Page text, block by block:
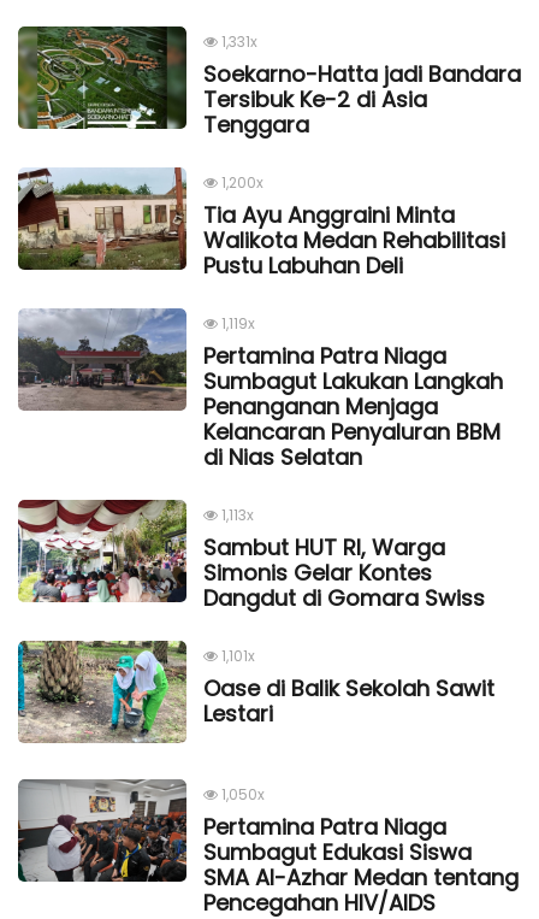
1,331x
Soekarno-Hatta jadi Bandara
Tersibuk Ke-2 di Asia
Tenggara
1,200x
Tia Ayu Anggraini Minta
Walikota Medan Rehabilitasi
Pustu Labuhan Deli
1,119x
Pertamina Patra Niaga
Sumbagut Lakukan Langkah
Penanganan Menjaga
Kelancaran Penyaluran BBM
di Nias Selatan
1,113x
Sambut HUT RI, Warga
Simonis Gelar Kontes
Dangdut di Gomara Swiss
1,101x
Oase di Balik Sekolah Sawit
Lestari
1,050x
Pertamina Patra Niaga
Sumbagut Edukasi Siswa
SMA Al-Azhar Medan tentang
Pencegahan HIV/AIDS